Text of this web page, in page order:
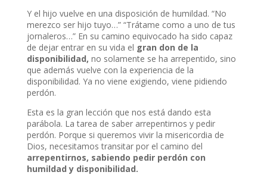
Y el hijo vuelve en una disposición de humildad. “No
merezco ser hijo tuyo…” “Trátame como a uno de tus
jornaleros…” En su camino equivocado ha sido capaz
de dejar entrar en su vida el gran don de la
disponibilidad, no solamente se ha arrepentido, sino
que además vuelve con la experiencia de la
disponibilidad. Ya no viene exigiendo, viene pidiendo
perdón.
Esta es la gran lección que nos está dando esta
parábola. La tarea de saber arrepentirnos y pedir
perdón. Porque si queremos vivir la misericordia de
Dios, necesitamos transitar por el camino del
arrepentirnos, sabiendo pedir perdón con
humildad y disponibilidad.